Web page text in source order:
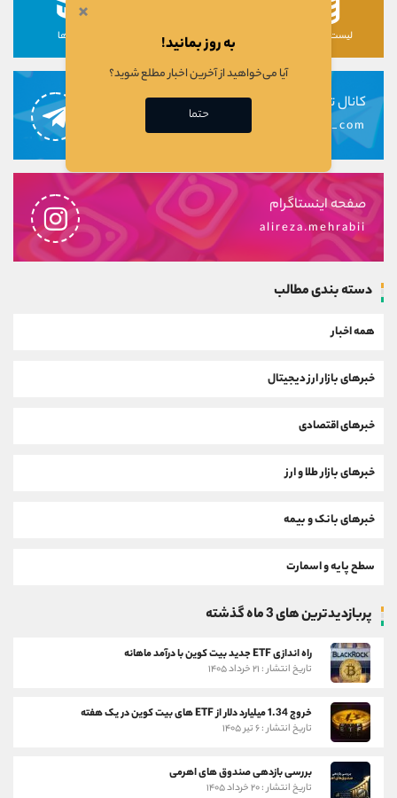
لیست رمزارزها لیست سهام ها دوره ها
کانال تلگرام
alirezamehrabi_com
صفحه اینستاگرام
alireza.mehrabii
دسته بندی مطالب
همه اخبار
خبرهای بازار ارز دیجیتال
خبرهای اقتصادی
خبرهای بازار طلا و ارز
خبرهای بانک و بیمه
سطح پایه و اسمارت
پربازدیدترین های 3 ماه گذشته
راه اندازی ETF جدید بیت کوین با درآمد ماهانه
تاریخ انتشار : ۲۱ خرداد ۱۴۰۵
خروج 1.34 میلیارد دلار از ETF های بیت کوین در یک هفته
تاریخ انتشار : ۶ تیر ۱۴۰۵
بررسی بازدهی صندوق های اهرمی
تاریخ انتشار : ۲۰ خرداد ۱۴۰۵
×
به روز بمانید!
آیا می‌خواهید از آخرین اخبار مطلع شوید؟
حتما